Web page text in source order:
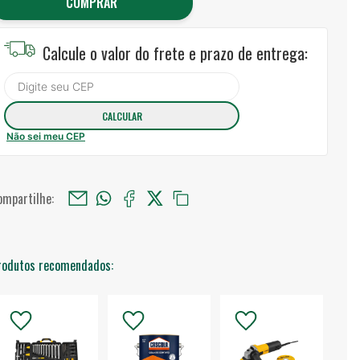
Calcule o valor do frete e prazo de entrega:
Não sei meu CEP
recomendados: